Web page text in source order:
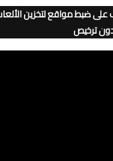
ضبط مواقع لتخزين
ترخيص